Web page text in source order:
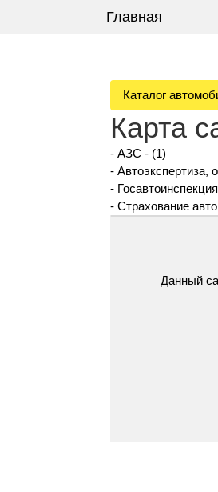
Главная
Каталог
Карта
- АЗС - (1)
- Автоэкспертиза,
- Госавтоинспекция
- Страхование
Данный